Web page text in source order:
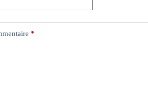
*